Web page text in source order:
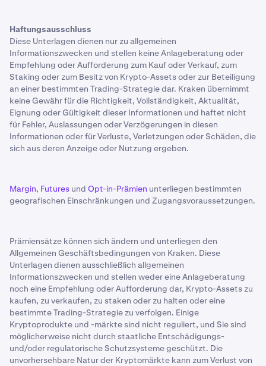
Haftungsausschluss
Diese Unterlagen dienen nur zu allgemeinen
Informationszwecken und stellen keine Anlageberatung oder
Empfehlung oder Aufforderung zum Kauf oder Verkauf, zum
Staking oder zum Besitz von Krypto-Assets oder zur Beteiligung
an einer bestimmten Trading-Strategie dar. Kraken übernimmt
keine Gewähr für die Richtigkeit, Vollständigkeit, Aktualität,
Eignung oder Gültigkeit dieser Informationen und haftet nicht
für Fehler, Auslassungen oder Verzögerungen in diesen
Informationen oder für Verluste, Verletzungen oder Schäden, die
sich aus deren Anzeige oder Nutzung ergeben.
Margin, Futures und Opt-in-Prämien unterliegen bestimmten
geografischen Einschränkungen und Zugangsvoraussetzungen.
Prämiensätze können sich ändern und unterliegen den
Allgemeinen Geschäftsbedingungen von Kraken. Diese
Unterlagen dienen ausschließlich allgemeinen
Informationszwecken und stellen weder eine Anlageberatung
noch eine Empfehlung oder Aufforderung dar, Krypto-Assets zu
kaufen, zu verkaufen, zu staken oder zu halten oder eine
bestimmte Trading-Strategie zu verfolgen. Einige
Kryptoprodukte und -märkte sind nicht reguliert, und Sie sind
möglicherweise nicht durch staatliche Entschädigungs-
und/oder regulatorische Schutzsysteme geschützt. Die
unvorhersehbare Natur der Kryptomärkte kann zum Verlust von